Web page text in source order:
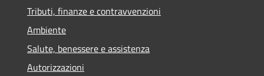
Tributi, finanze e contravvenzioni
Ambiente
Salute, benessere e assistenza
Autorizzazioni